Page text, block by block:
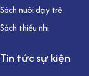
Sách nuôi dạy trẻ
Sách thiếu nhi
Tin tức sự kiện